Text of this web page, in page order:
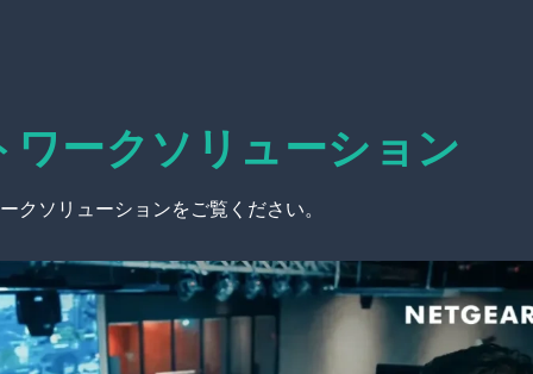
ワークソリューション
ソリューションをご覧ください。